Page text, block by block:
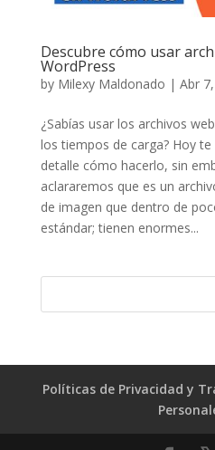
Descubre cómo usar
WordPress
by Milexy Maldonado | Abr
¿Sabías usar los archivos
los tiempos de carga? Hoy
detalle cómo hacerlo, sin
aclararemos que es un
de imagen que dentro de
estándar; tienen enormes...
Políticas de Privacidad y